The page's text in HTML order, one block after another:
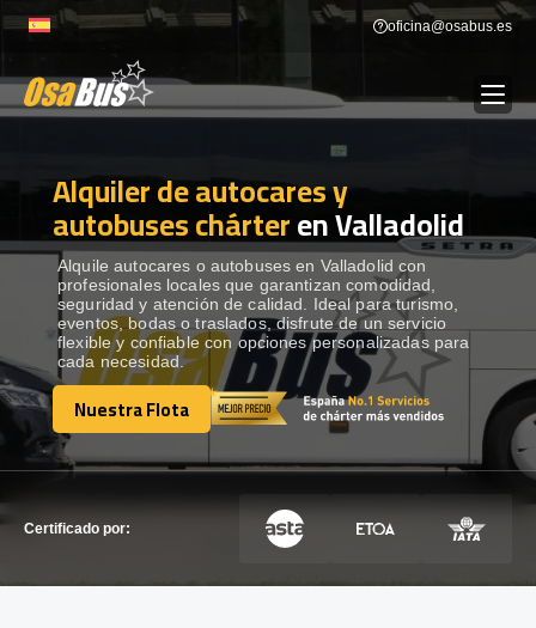
to
oficina@osabus.es
ALQUILER DE AUTOCARES
DESTINOS Show dropdown
RECORRIDAS Show dropdown
FLOTA
Alquiler de autocares y
autobuses chárteren Valladolid
Alquile autocares o autobuses en Valladolid con
profesionales locales que garantizan comodidad,
seguridad y atención de calidad. Ideal para turismo,
eventos, bodas o traslados, disfrute de un servicio
flexible y confiable con opciones personalizadas para
cada necesidad.
Nuestra Flota
Nuestra Flota
Certificado por: